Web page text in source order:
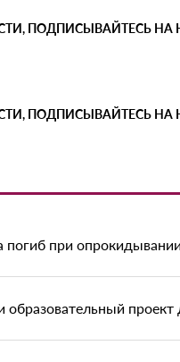
ПОДПИСЫВАЙТЕСЬ НА
ПОДПИСЫВАЙТЕСЬ
при
образовательный